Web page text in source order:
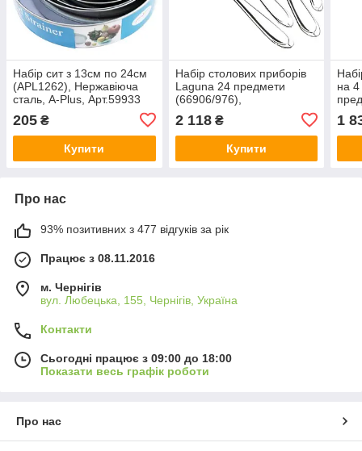
Набір сит з 13см по 24см
(APL1262), Нержавіюча
сталь, A-Plus, Арт.59933
205 ₴
Купити
Набір столових приборів
Laguna 24 предмети
(66906/976),
TRAMONTINA, Арт.46082
2 118₴
Купити
на
1
Про нас
93% позитивних з 477 відгуків за рік
Працює з 08.11.2016
м. Чернігів
вул. Любецька, 155, Чернігів, Україна
Контакти
Сьогодні працює з 09:00 до 18:00
Показати весь графік роботи
Про нас